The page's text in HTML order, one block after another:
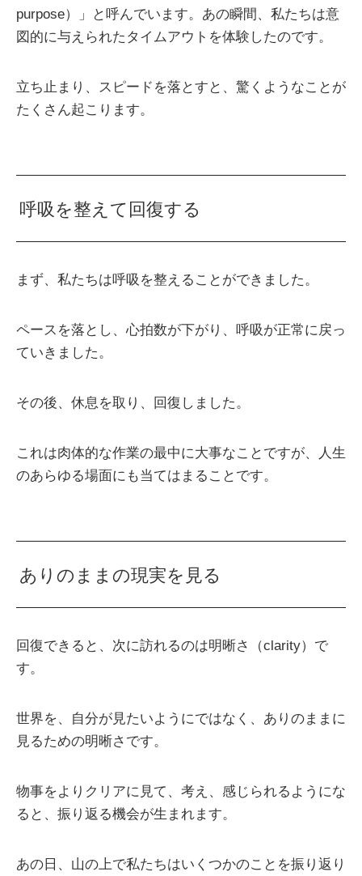
purpose）」と呼んでいます。あの瞬間、私たちは意
図的に与えられたタイムアウトを体験したのです。
立ち止まり、スピードを落とすと、驚くようなことが
たくさん起こります。
呼吸を整えて回復する
まず、私たちは呼吸を整えることができました。
ペースを落とし、心拍数が下がり、呼吸が正常に戻っ
ていきました。
その後、休息を取り、回復しました。
これは肉体的な作業の最中に大事なことですが、人生
のあらゆる場面にも当てはまることです。
ありのままの現実を見る
回復できると、次に訪れるのは明晰さ（clarity）で
す。
世界を、自分が見たいようにではなく、ありのままに
見るための明晰さです。
物事をよりクリアに見て、考え、感じられるようにな
ると、振り返る機会が生まれます。
あの日、山の上で私たちはいくつかのことを振り返り